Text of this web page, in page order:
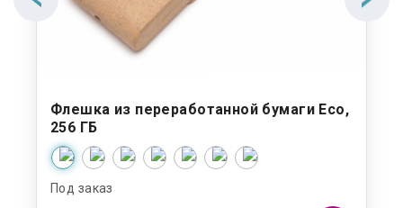
Флешка из переработанной бумаги Eco,
256 ГБ
Под заказ